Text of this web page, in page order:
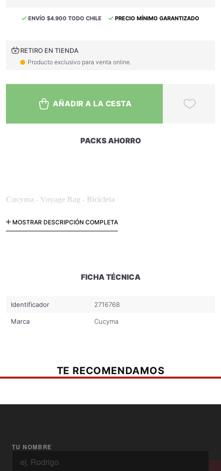
ENVÍO $4.900 TODO CHILE PRECIO MÍNIMO GARANTIZADO
RETIRO EN TIENDA
Producto exclusivo para venta online.
AÑADIR A LA CESTA
PACKS AHORRO
Cucyma - Voyage Bag - Bicicleta
Bolso bicicleta para parrilla
MOSTRAR DESCRIPCIÓN COMPLETA
FICHA TÉCNICA
Identificador 2716768
Marca Cucyma
TE RECOMENDAMOS
TU NOMBRE